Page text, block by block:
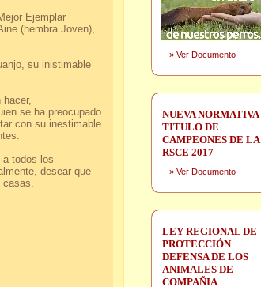
Ejemplar
(hembra Joven),
su inistimable
se ha preocupado
con su inestimable
todos los
desear que
casas.
» Ver Documento
NUEVA NORMATIVA
TITULO DE
CAMPEONES DE LA
RSCE 2017
» Ver Documento
LEY REGIONAL DE
PROTECCIÓN
DEFENSA DE LOS
ANIMALES DE
COMPAÑIA